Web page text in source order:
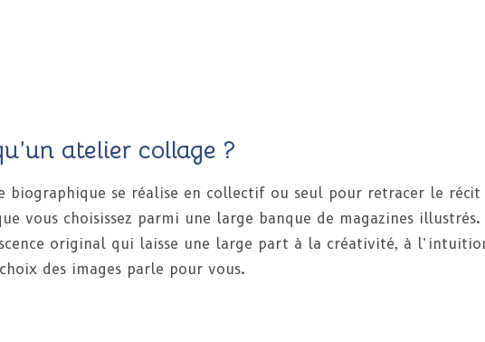
atelier collage ?
biographique se réalise en collectif ou seul pour retracer le
vous choisissez parmi une large banque de magazines illustrés.
original qui laisse une large part à la créativité, à
des images parle pour vous.